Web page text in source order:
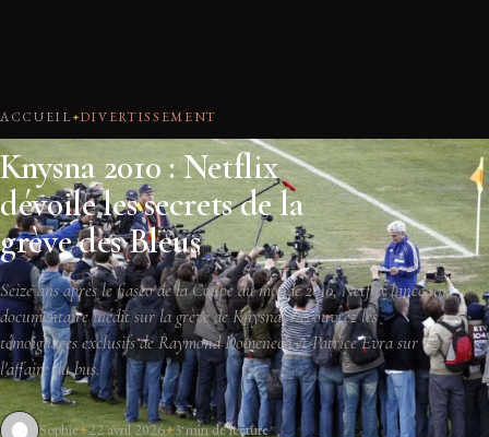
ACCUEIL DIVERTISSEMENT
Knysna 2010 : Netflix
dévoile les secrets de la
grève des Bleus
Seize ans après le fiasco de la Coupe du monde 2010, Netflix lance un
documentaire inédit sur la grève de Knysna. Découvrez les
témoignages exclusifs de Raymond Domenech et Patrice Evra sur
l'affaire du bus.
Sophie 22 avril 2026 3 min de lecture